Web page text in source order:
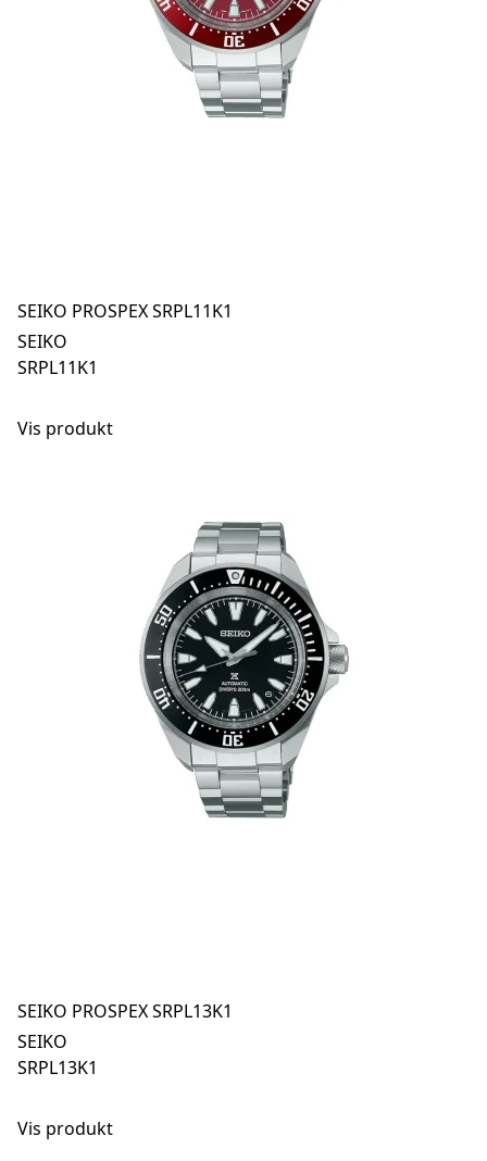
SEIKO PROSPEX SRPL11K1
SEIKO
SRPL11K1
Vis produkt
SEIKO PROSPEX SRPL13K1
SEIKO
SRPL13K1
Vis produkt